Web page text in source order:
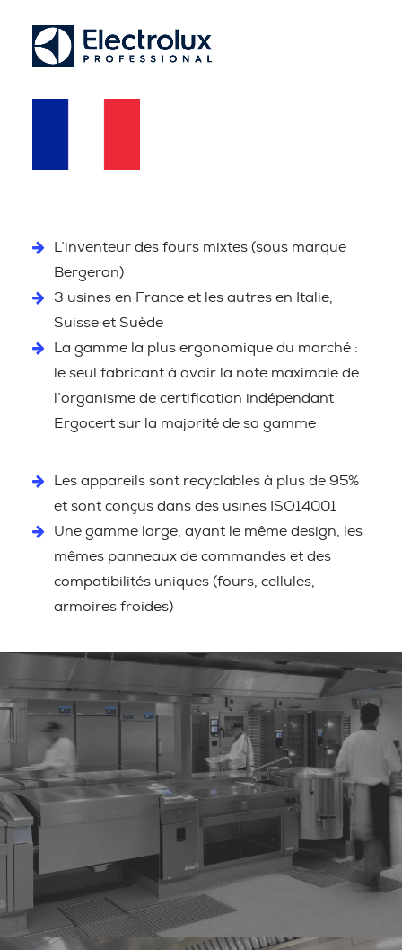
L’inventeur des fours mixtes (sous marque
Bergeran)
3 usines en France et les autres en Italie,
Suisse et Suède
La gamme la plus ergonomique du marché :
le seul fabricant à avoir la note maximale de
l’organisme de certification indépendant
Ergocert sur la majorité de sa gamme
Les appareils sont recyclables à plus de 95%
et sont conçus dans des usines ISO14001
Une gamme large, ayant le même design, les
mêmes panneaux de commandes et des
compatibilités uniques (fours, cellules,
armoires froides)